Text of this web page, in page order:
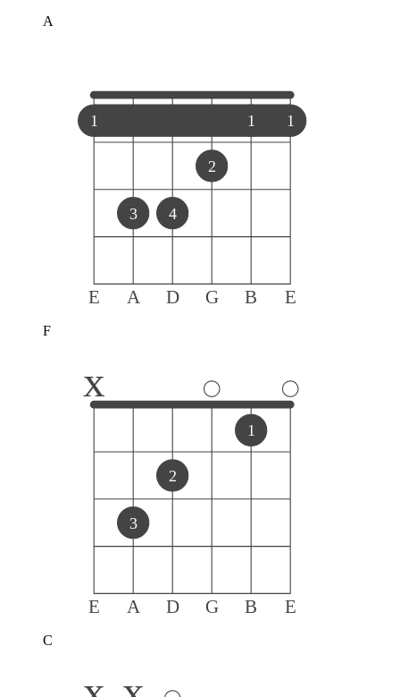
A
E A D G B E
1 1 1
3 4
2
F
E A D G B E
x
3
2
1
C